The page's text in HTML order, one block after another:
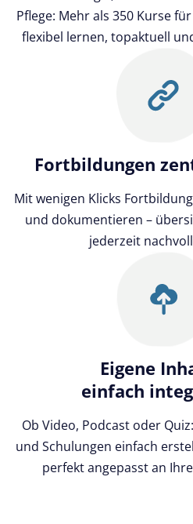
Pflege: Mehr als 350 Kurse für Ihre Fachbereiche –
flexibel lernen, topaktuell
Fortbildungen
Mit wenigen Klicks
und
jederzeit
Eigene
einfach
Ob Video, Podcast oder
und Schulungen einfach erstellen und einplanen –
perfekt angepasst an